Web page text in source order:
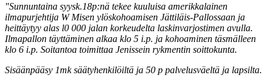
"Sunnuntaina syysk.18p:nä tekee kuuluisa amerikkalainen
ilmapurjehtija W Misen ylöskohoamisen Jättiläis-Pallossaan ja
heittäytyy alas l0 000 jalan korkeudelta laskinvarjostimen avulla.
Ilmapallon täyttäminen alkaa klo 5 i.p. ja kohoaminen täsmälleen
klo 6 i.p. Soitantoa toimittaa Jenissein rykmentin soittokunta.
Sisäänpääsy 1mk säätyhenkilöiltä ja 50 p palvelusväeltä ja lapsilta.